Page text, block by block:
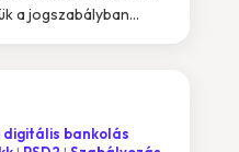
a jogszabályban...
digitális bankolás